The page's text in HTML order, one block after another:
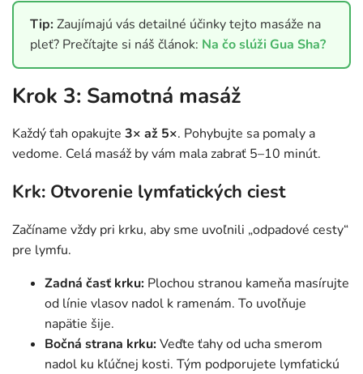
Tip:Zaujímajú vás detailné účinky tejto masáže na
pleť? Prečítajte si náš článok: Na čo slúži Gua Sha?
Krok 3: Samotná masáž
Každý ťah opakujte 3× až 5×. Pohybujte sa pomaly a
vedome. Celá masáž by vám mala zabrať 5–10 minút.
Krk: Otvorenie lymfatických ciest
Začíname vždy pri krku, aby sme uvoľnili „odpadové cesty“
pre lymfu.
Zadná časť krku: Plochou stranou kameňa masírujte
od línie vlasov nadol k ramenám. To uvoľňuje
napätie šije.
Bočná strana krku:Veďte ťahy od ucha smerom
nadol ku kľúčnej kosti. Tým podporujete lymfatickú